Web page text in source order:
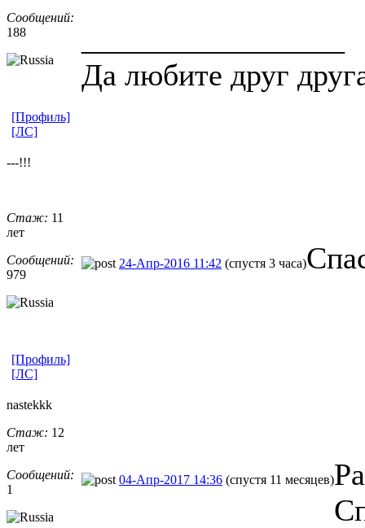
Сообщений:
188
Да любите друг
[Профиль]
[ЛС]
---!!!
Стаж: 11
лет
Сообщений:
979
24-Апр-2016 11:42 (спустя 3 часа)
[Профиль]
[ЛС]
nastekkk
Стаж: 12
лет
Сообщений:
1
04-Апр-2017 14:36 (спустя 11 месяцев)